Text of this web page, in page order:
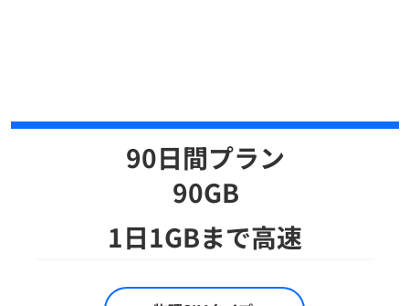
90日間プラン
​90GB
1日1GBまで高速